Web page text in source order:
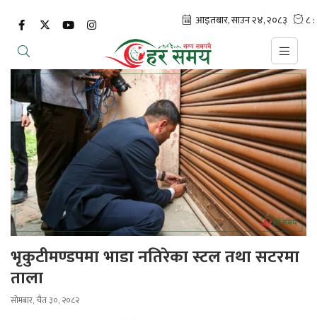
भृकुटीमण्डपमा भाडा नतिरेका स्टल तथा सटरमा
ताला
सोमबार, चैत ३०, २०८२